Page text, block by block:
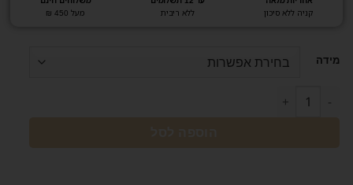
קניה ללא סיכון
ללא ריבית
מעל 450 ₪
מידה